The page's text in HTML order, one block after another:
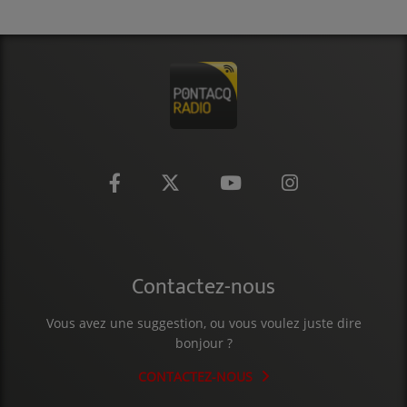
Contactez-nous
Vous avez une suggestion, ou vous voulez juste dire
bonjour ?
CONTACTEZ-NOUS